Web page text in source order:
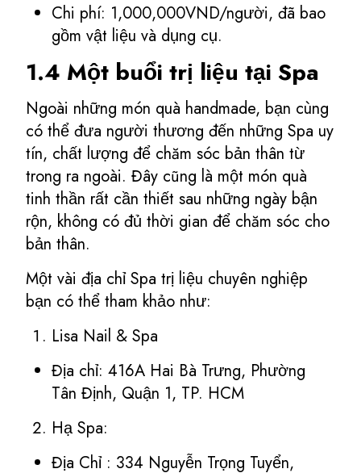
Chi phí: 1,000,000VND/người, đã bao
gồm vật liệu và dụng cụ.
1.4 Một buổi trị liệu tại Spa
Ngoài những món quà handmade, bạn cùng
có thể đưa người thương đến những Spa uy
tín, chất lượng để chăm sóc bản thân từ
trong ra ngoài. Đây cũng là một món quà
tinh thần rất cần thiết sau những ngày bận
rộn, không có đủ thời gian để chăm sóc cho
bản thân.
Một vài địa chỉ Spa trị liệu chuyên nghiệp
bạn có thể tham khảo như:
Lisa Nail & Spa
Địa chỉ: 416A Hai Bà Trưng, Phường
Tân Định, Quận 1, TP. HCM
Hạ Spa:
Địa Chỉ : 334 Nguyễn Trọng Tuyển,